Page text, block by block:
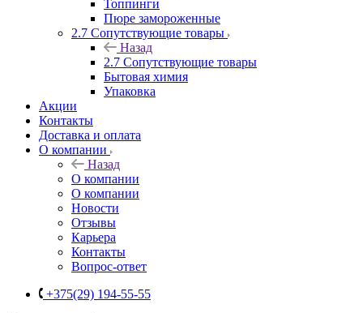
Топпинги
Пюре замороженные
2.7 Сопутствующие товары
Назад
2.7 Сопутствующие товары
Бытовая химия
Упаковка
Акции
Контакты
Доставка и оплата
О компании
Назад
О компании
О компании
Новости
Отзывы
Карьера
Контакты
Вопрос-ответ
+375(29) 194-55-55